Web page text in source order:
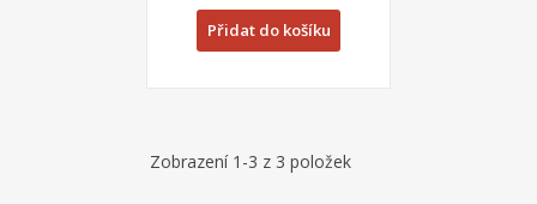
Přidat do košíku
Zobrazení 1-3 z 3 položek